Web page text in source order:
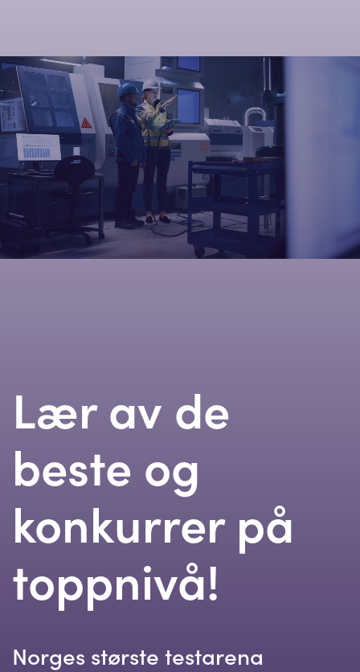
Lær av de
beste og
konkurrer på
toppnivå!
Norges største testarena